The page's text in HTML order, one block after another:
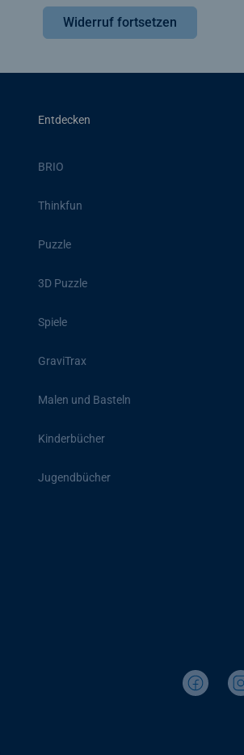
Widerruf fortsetzen
Entdecken
BRIO
Thinkfun
Puzzle
3D Puzzle
Spiele
GraviTrax
Malen und Basteln
Kinderbücher
Jugendbücher